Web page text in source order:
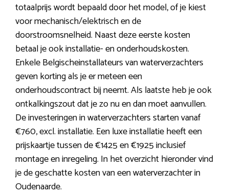
totaalprijs wordt bepaald door het model, of je kiest
voor mechanisch/elektrisch en de
doorstroomsnelheid. Naast deze eerste kosten
betaal je ook installatie- en onderhoudskosten.
Enkele Belgischeinstallateurs van waterverzachters
geven korting als je er meteen een
onderhoudscontract bij neemt. Als laatste heb je ook
ontkalkingszout dat je zo nu en dan moet aanvullen.
De investeringen in waterverzachters starten vanaf
€760, excl. installatie. Een luxe installatie heeft een
prijskaartje tussen de €1425 en €1925 inclusief
montage en inregeling. In het overzicht hieronder vind
je de geschatte kosten van een waterverzachter in
Oudenaarde.